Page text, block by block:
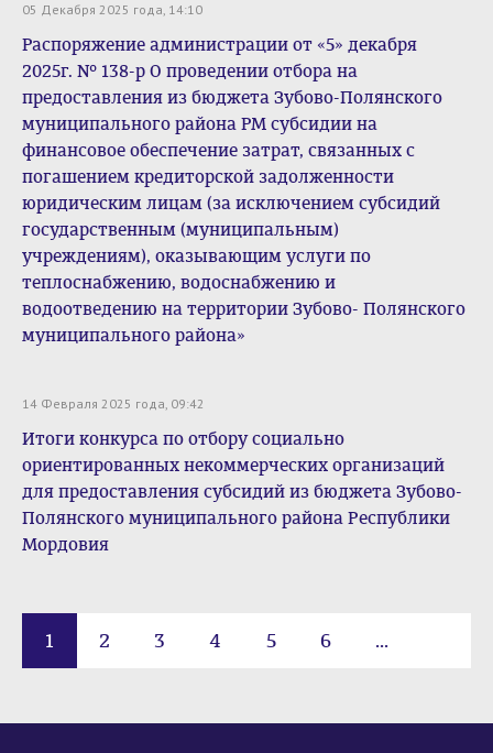
05 Декабря 2025 года, 14:10
Распоряжение администрации от «5» декабря
2025г. № 138-р О проведении отбора на
предоставления из бюджета Зубово-Полянского
муниципального района РМ субсидии на
финансовое обеспечение затрат, связанных с
погашением кредиторской задолженности
юридическим лицам (за исключением субсидий
государственным (муниципальным)
учреждениям), оказывающим услуги по
теплоснабжению, водоснабжению и
водоотведению на территории Зубово- Полянского
муниципального района»
14 Февраля 2025 года, 09:42
Итоги конкурса по отбору социально
ориентированных некоммерческих организаций
для предоставления субсидий из бюджета Зубово-
Полянского муниципального района Республики
Мордовия
1 2 3 4 5 6 ...